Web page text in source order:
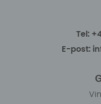
Tel:
E-post: